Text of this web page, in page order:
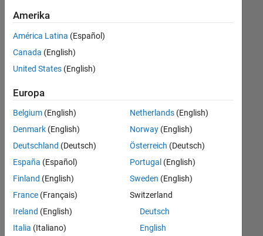
keine
Stellen,
die
Ihren
Suchkriterien
Sie
können
die
weiter
fassen
oder
Stellenangebote
anzeigen.
Wenn
Amerika
América Latina (Español)
Canada (English)
United States (English)
Europa
Belgium (English)
Denmark (English)
Deutschland (Deutsch)
España (Español)
Finland (English)
France (Français)
Ireland (English)
Italia (Italiano)
Netherlands(English)
Norway(English)
Österreich (Deutsch)
Portugal (English)
Sweden (English)
Switzerland
Deutsch
English